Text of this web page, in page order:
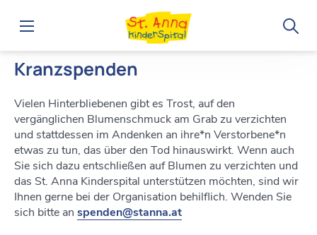
Kranzspenden
Kranzspenden
Vielen Hinterbliebenen gibt es Trost, auf den
vergänglichen Blumenschmuck am Grab zu verzichten
und stattdessen im Andenken an ihre*n Verstorbene*n
etwas zu tun, das über den Tod hinauswirkt. Wenn auch
Sie sich dazu entschließen auf Blumen zu verzichten und
das St. Anna Kinderspital unterstützen möchten, sind wir
Ihnen gerne bei der Organisation behilflich. Wenden Sie
sich bitte an spenden@stanna.at